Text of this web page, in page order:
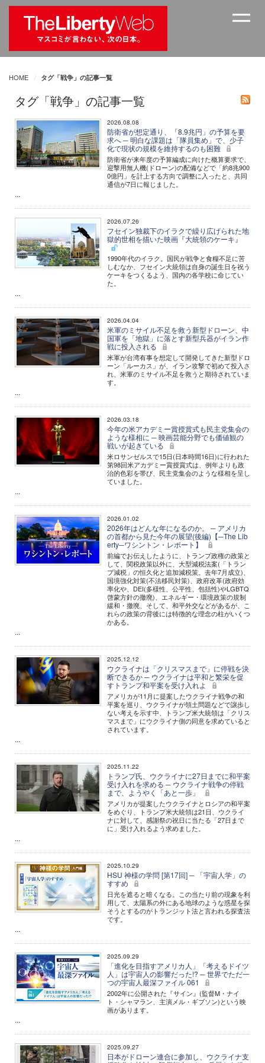
HOME タグ「戦争」の記事一覧
タグ「戦争」の記事一覧
2026.08.08
防衛省が想定通り、「8.9兆円」の予算を要
求へ ─ 明白な課題は「隊員集め」で、少子
化で現状の規模を維持するのも困難
防衛省が来年度の予算編成に向けた概算要求で、
迎撃用無人機(ドローン)の配備などで「約8兆900
0億円」を計上する方向で調整に入ったと、共同
通信が7日に報じました。
...
2026.07.26
フセイン独裁下のイラクで繰り広げられた地
獄的世相を描いた映画『大統領のケーキ』
1990年代のイラク。国民が戦争と食糧不足に苦
しむなか、フセイン大統領は自身の誕生日を祝う
ケーキをつくるよう、国内の各学校に命じてい
た。
...
2026.04.04
米軍のミサイル不足を救う新型ドローン、中
国軍を「地獄」に落とす新型兵器がイラン作
戦に投入される
米軍が台湾有事を想定して開発してきた新型ドロ
ーン「ルーカス」が、イラン攻撃で初めて投入さ
れ、米軍のミサイル不足を救うと期待されていま
す。
...
2026.03.18
今年の米アカデミー賞授賞式も民主党集会の
ような様相に ─ 映画芸能分野でも価値観の
戦いが起きている
米ロサンゼルスで15日(日本時間16日)に行われた
第98回米アカデミー賞授賞式は、例年よりも政
治的色彩を帯び、民主党集会のような様相を呈し
ていました。
...
2026.01.02
2026年はどんな年になるのか。 ─ アメリカ
の首都から見た今年の展望(後編)【─The Lib
erty─ワシントン・レポート】
前編でお伝えしたように、トランプ政権の政策と
して、関税政策以外に、大型減税法案(「トラン
プ減税」の恒久化と追加減税策。去年7月成立)、
国境強化対策(不法移民対策)、政府改革(政府効
率化や、DEI(多様性、公平性、包括性)やLGBTQ
啓蒙方針の撤廃)、エネルギー・環境政策の規制
緩和・撤廃、そして、和平外交などがあるが、こ
れらの政策の背後には特徴的な理念の柱がいくつ
かある。
...
2025.12.12
ウクライナは「クリスマスまで」に停戦を決
断できるか ─ ウクライナは平和と繁栄を促
すトランプ和平案を受け入れよ
アメリカが11月に提案したウクライナ戦争の和
平案を巡り、ウクライナが領土問題などで譲歩し
ない考えを示す中、トランプ米大統領は「クリス
マスまで」にウクライナ側の同意を求めていると
されています。
...
2025.11.22
トランプ氏、ウクライナに27日までに和平案
受け入れを求める ─ ウクライナ戦争の停戦
まで、ようやく「あと一歩」
アメリカが提案したウクライナとロシアの和平案
をめぐり、トランプ米大統領は21日、ウクライ
ナに対して、感謝祭の祝日に当たる「27日まで
に」受け入れるよう求めました。
...
2025.10.29
HSU 神様の学問 [第17回] ─ 「宇宙人学」の
すすめ
日光を遮ると暗くなる。この当たり前の現象を利
用して、太陽系の外にある地球のような惑星を探
そうとするのがトランジット法と言われる探査法
です。
...
2025.09.29
「進化を目指すアメリカ人」「考えるドイツ
人」は宇宙人の影響だった!? ─ 世界でただ一
つの宇宙人最深ファイル 061
2002年に公開された『サイン』(監督M・ナイ
ト・シャマラン、主演メル・ギブソン)という映
画があります。
...
2025.09.27
日本がドローン連合に参加し、ウクライナ支